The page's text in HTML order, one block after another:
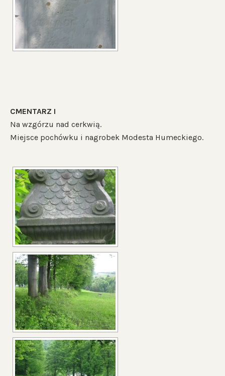
CMENTARZ I
Na wzgórzu nad cerkwią.
Miejsce pochówku i nagrobek Modesta Humeckiego.